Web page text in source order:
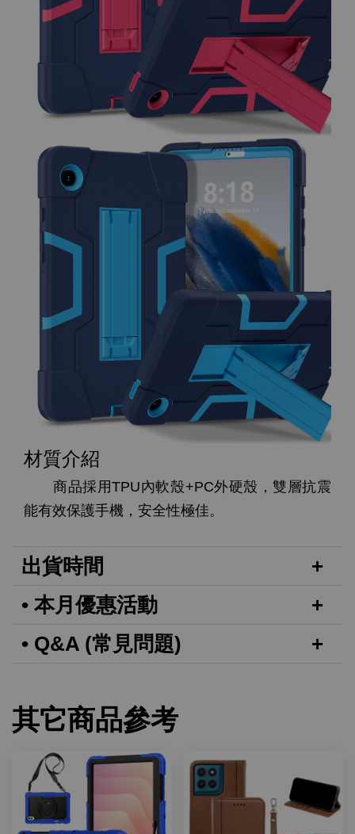
材質介紹
商品採用TPU內軟殼+PC外硬殼，雙層抗震
能有效保護手機，安全性極佳。
出貨時間
• 本月優惠活動
• Q&A (常見問題)
其它商品參考